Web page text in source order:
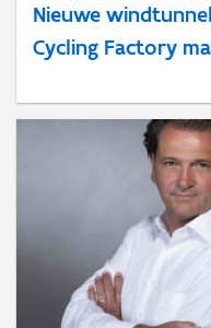
Nieuwe
Cycling Factory